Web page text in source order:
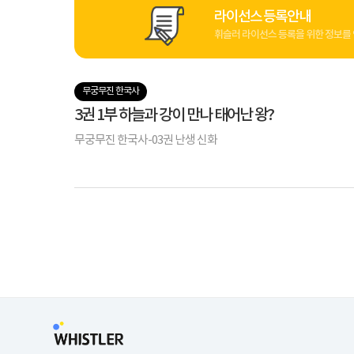
라이선스 등록안내
휘슬러 라이선스 등록을 위한 정보를
무궁무진 한국사
3권 1부 하늘과 강이 만나 태어난 왕?
무궁무진 한국사-03권 난생 신화